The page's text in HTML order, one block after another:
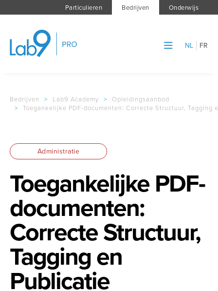
Particulieren Bedrijven Onderwijs
NL FR
Bedrijven > Lab9 Academy >
Opleidingsaanbod
> Toegankelijke PDF-documenten: Correcte Structuur, Tagging
Administratie
Toegankelijke PDF-
documenten:
Correcte Structuur,
Tagging en
Publicatie